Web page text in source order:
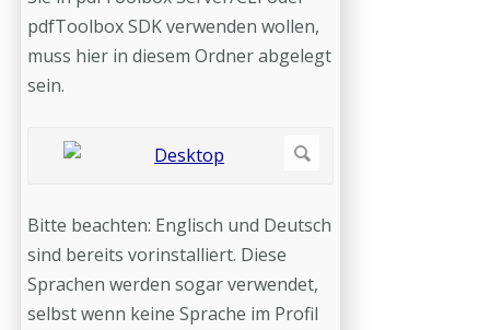
pdfToolbox SDK verwenden wollen,
muss hier in diesem Ordner abgelegt
sein.
Bitte beachten: Englisch und Deutsch
sind bereits vorinstalliert. Diese
Sprachen werden sogar verwendet,
selbst wenn keine Sprache im Profil